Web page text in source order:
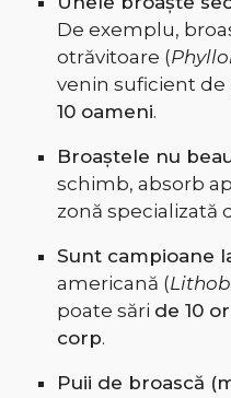
De exemplu,
otrăvitoare (
venin suficient
10 oameni.
Broaștele nu
schimb, absorb
zonă specializată
Sunt campioane
americană (
poate sări de 10
corp.
Puii de broască